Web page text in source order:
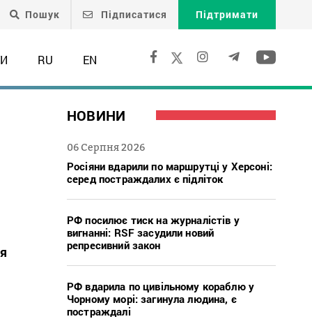
Пошук Підписатися Підтримати
RU EN
НОВИНИ
06 Серпня 2026
Росіяни вдарили по маршрутці у Херсоні:
серед постраждалих є підліток
РФ посилює тиск на журналістів у
вигнанні: RSF засудили новий
репресивний закон
РФ вдарила по цивільному кораблю у
Чорному морі: загинула людина, є
постраждалі